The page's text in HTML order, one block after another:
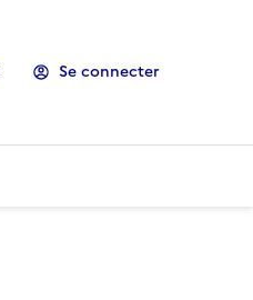
Se connecter